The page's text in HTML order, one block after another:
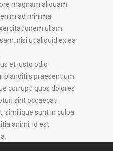
magnam aliquam
ad minima
ullam
nisi ut aliquid ex ea
et iusto odio
blanditiis praesentium
corrupti quos dolores
sint occaecati
similique sunt in culpa
animi, id est